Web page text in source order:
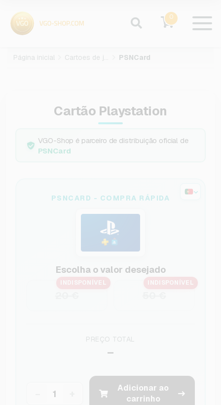
0
Página inicial Cartoes de jogos PSNCard
Cartão Playstation
VGO-Shop é parceiro de distribuição oficial de
PSNCard
PSNCARD - COMPRA RÁPIDA
Escolha o valor desejado
INDISPONÍVEL INDISPONÍVEL
PREÇO TOTAL
–
Adicionar ao
carrinho